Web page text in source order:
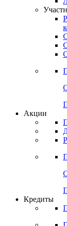
Акции
Кредиты